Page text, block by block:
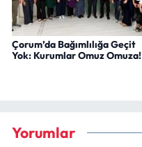
Çorum’da Bağımlılığa Geçit
Yok: Kurumlar Omuz Omuza!
Yorumlar